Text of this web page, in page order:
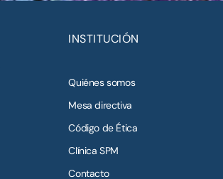
INSTITUCIÓN
Quiénes somos
Mesa directiva
Código de Ética
Clínica SPM
Contacto